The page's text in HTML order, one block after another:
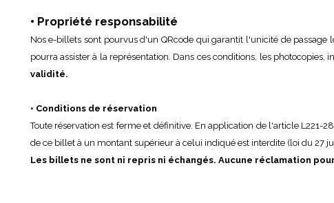
• Propriété responsabilité
Nos e-billets sont pourvus d'un QRcode qui garantit l'unicité de
pourra assister à la représentation. Dans ces conditions, les photocopies,
validité.
• Conditions de réservation
Toute réservation est ferme et définitive. En application de l'article L221-
de ce billet à un montant supérieur à celui indiqué est interdite (loi du 27
Les billets ne sont ni repris ni échangés. Aucune réclamation